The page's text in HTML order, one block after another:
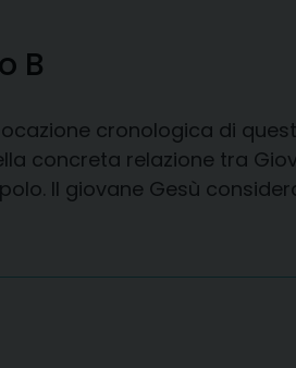
B
cronologica di
concreta relazione tra
Il giovane Gesù